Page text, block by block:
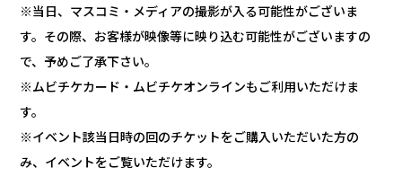
※当日、マスコミ・メディアの撮影が入る可能性がございま
す。その際、お客様が映像等に映り込む可能性がございますの
で、予めご了承下さい。
※ムビチケカード・ムビチケオンラインもご利用いただけま
す。
※イベント該当日時の回のチケットをご購入いただいた方の
み、イベントをご覧いただけます。